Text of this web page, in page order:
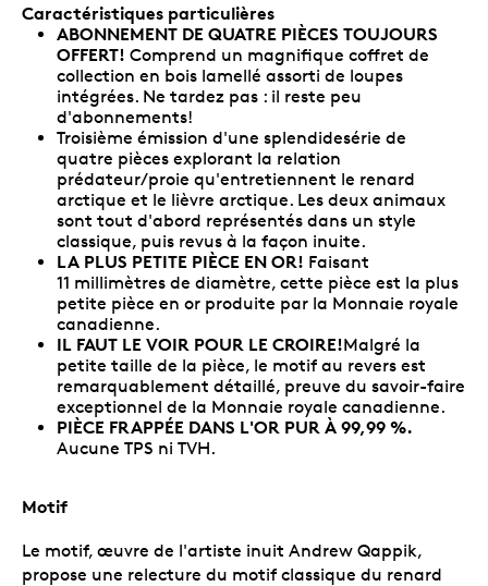
Caractéristiques particulières
ABONNEMENT DE QUATRE PIÈCES TOUJOURS
OFFERT! Comprend un magnifique coffret de
collection en bois lamellé assorti de loupes
intégrées. Ne tardez pas : il reste peu
d'abonnements!
Troisième émission d'une splendidesérie de
quatre pièces explorant la relation
prédateur/proie qu'entretiennent le renard
arctique et le lièvre arctique. Les deux animaux
sont tout d'abord représentés dans un style
classique, puis revus à la façon inuite.
LA PLUS PETITE PIÈCE EN OR! Faisant
11 millimètres de diamètre, cette pièce est la plus
petite pièce en or produite par la Monnaie royale
canadienne.
IL FAUT LE VOIR POUR LE CROIRE!Malgré la
petite taille de la pièce, le motif au revers est
remarquablement détaillé, preuve du savoir-faire
exceptionnel de la Monnaie royale canadienne.
PIÈCE FRAPPÉE DANS L'OR PUR À 99,99 %.
Aucune TPS ni TVH.
Motif
Le motif, œuvre de l'artiste inuit Andrew Qappik,
propose une relecture du motif classique du renard